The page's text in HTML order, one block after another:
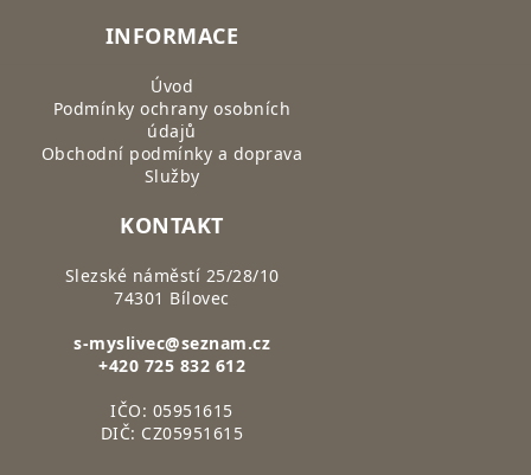
INFORMACE
Úvod
Podmínky ochrany osobních
údajů
Obchodní podmínky a doprava
Služby
KONTAKT
Slezské náměstí 25/28/10
74301 Bílovec
s-myslivec@seznam.cz
+420 725 832 612
IČO: 05951615
DIČ: CZ05951615